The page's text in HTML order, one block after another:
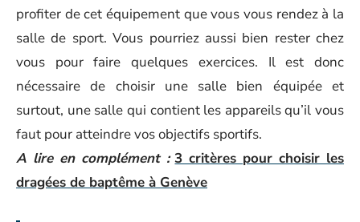
profiter de cet équipement que vous vous rendez à la
salle de sport. Vous pourriez aussi bien rester chez
vous pour faire quelques exercices. Il est donc
nécessaire de choisir une salle bien équipée et
surtout, une salle qui contient les appareils qu’il vous
faut pour atteindre vos objectifs sportifs.
A lire en complément : 3 critères pour choisir les
dragées de baptême à Genève